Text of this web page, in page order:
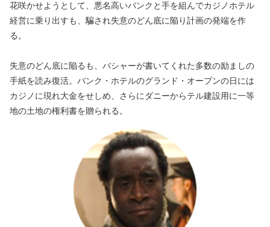
花咲かせようとして、悪名高いバンクと手を組んでカジノホテル
経営に乗り出すも、騙され失意のどん底に陥り計画の発端を作
る。
失意のどん底に陥るも、バシャーが書いてくれた多数の励ましの
手紙を読み復活。バンク・ホテルのグランド・オープンの日には
カジノに現れ大金をせしめ、さらにダニーからテル建設用に一等
地の土地の権利書を贈られる。